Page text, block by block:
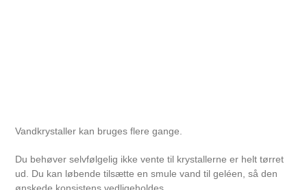
Vandkrystaller kan bruges flere gange.
Du behøver selvfølgelig ikke vente til krystallerne er helt tørret
ud. Du kan løbende tilsætte en smule vand til geléen, så den